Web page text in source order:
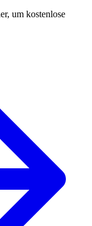
um kostenlose